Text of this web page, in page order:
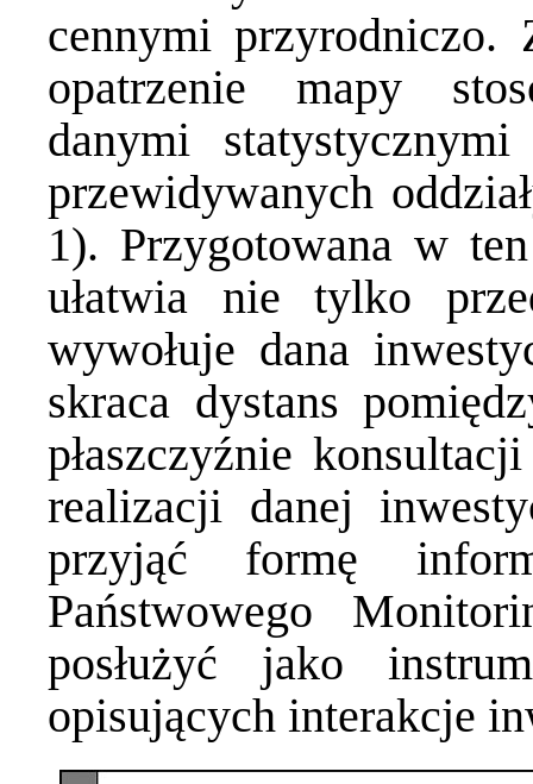
cennymi przyrodniczo.
opatrzenie mapy
danymi
przewidywanych
1). Przygotowana w
ułatwia nie tylko
wywołuje dana
skraca dystans
płaszczyźnie
realizacji danej
przyjąć formę
Państwowego
posłużyć jako
opisujących interakcje